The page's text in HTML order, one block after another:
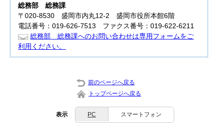
総務部総務課
〒020-8530 盛岡市内丸12-2 盛岡市役所本館6階
電話番号：019-626-7513 ファクス番号：019-622-6211
総務部 総務課へのお問い合わせは専用フォームをご
利用ください。
前のページへ戻る
トップページへ戻る
表示 PC スマートフォン